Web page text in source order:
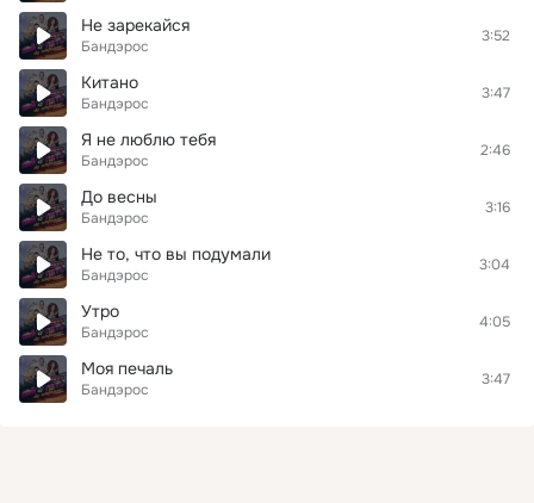
Не зарекайся
Бандэрос
3:52
Китано
Бандэрос
3:47
Я не люблю тебя
Бандэрос
2:46
До весны
Бандэрос
3:16
Не то, что вы подумали
Бандэрос
3:04
Утро
Бандэрос
4:05
Моя печаль
Бандэрос
3:47